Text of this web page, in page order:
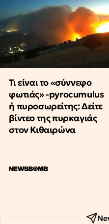
Τι είναι το «σύννεφο
φωτιάς» -pyrocumulus
ή πυροσωρείτης: Δείτε
βίντεο της πυρκαγιάς
στον Κιθαιρώνα